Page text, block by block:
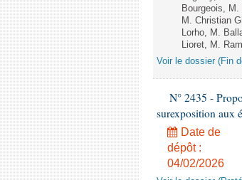
Bourgeois,
M. Christian
Lorho, M.
Lioret, M.
Voir le dossier (Fin
N° 2435 -
surexposition aux
Date de
dépôt :
04/02/2026